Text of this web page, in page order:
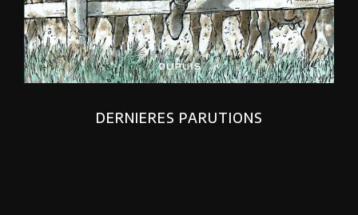
DERNIERES PARUTIONS